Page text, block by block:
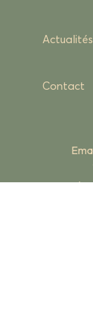
Actualités
Contact